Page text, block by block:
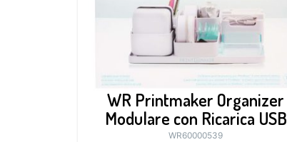
WR Printmaker Organizer
Modulare con Ricarica USB
WR60000539